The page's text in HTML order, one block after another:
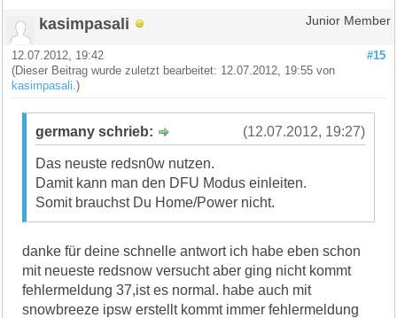
kasimpasali Junior Member
#15
12.07.2012, 19:42
(Dieser Beitrag wurde zuletzt bearbeitet: 12.07.2012, 19:55 von
kasimpasali .)
(12.07.2012, 19:27)
germany schrieb:
Das neuste redsn0w nutzen.
Damit kann man den DFU Modus einleiten.
Somit brauchst Du Home/Power nicht.
danke für deine schnelle antwort ich habe eben schon
mit neueste redsnow versucht aber ging nicht kommt
fehlermeldung 37,ist es normal. habe auch mit
snowbreeze ipsw erstellt kommt immer fehlermeldung